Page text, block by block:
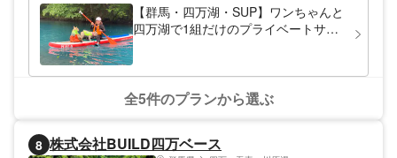
【群馬・四万湖・SUP】ワンちゃんと
四万湖で1組だけのプライベートサッ
全5件のプランから選ぶ
8 株式会社BUILD四万ベース